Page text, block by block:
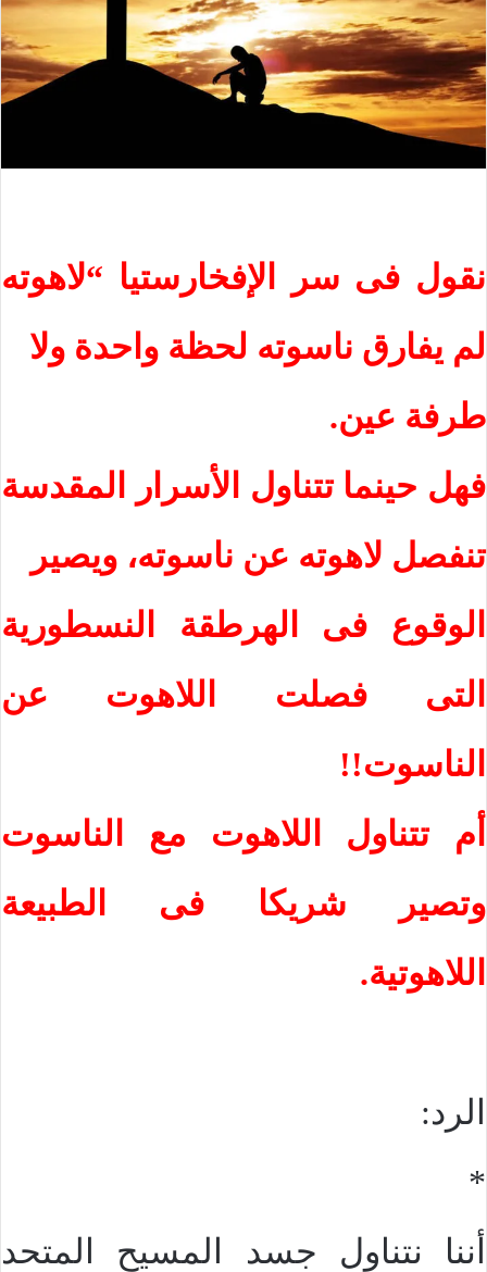
نقول فى سر الإفخارستيا “لاهوته
لم يفارق ناسوته لحظة واحدة ولا
طرفة عين.
فهل حينما تتناول الأسرار المقدسة
تنفصل لاهوته عن ناسوته، ويصير
الوقوع فى الهرطقة النسطورية
التى فصلت اللاهوت عن
الناسوت!!
أم تتناول اللاهوت مع الناسوت
وتصير شريكا فى الطبيعة
اللاهوتية.
الرد:
*
أننا نتناول جسد المسيح المتحد